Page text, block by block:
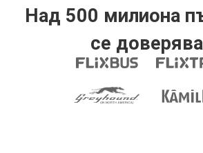
Над 500 милиона
се